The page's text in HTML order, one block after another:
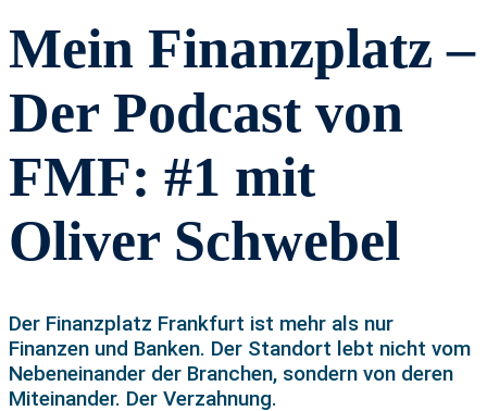
Mein Finanzplatz –
Der Podcast von
FMF: #1 mit
Oliver Schwebel
Der Finanzplatz Frankfurt ist mehr als nur
Finanzen und Banken. Der Standort lebt nicht vom
Nebeneinander der Branchen, sondern von deren
Miteinander. Der Verzahnung.